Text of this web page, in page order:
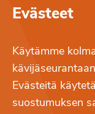
Evästeet
Käytämme
Evästeitä
suostumuksen